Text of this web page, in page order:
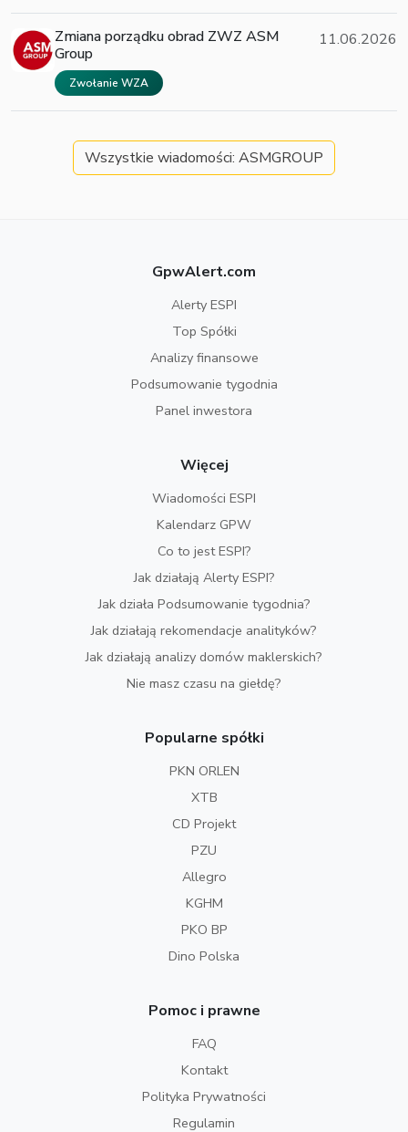
Zmiana porządku obrad ZWZ ASM
Group
Zwołanie WZA
11.06.2026
Wszystkie wiadomości: ASMGROUP
GpwAlert.com
Alerty ESPI
Top Spółki
Analizy finansowe
Podsumowanie tygodnia
Panel inwestora
Więcej
Wiadomości ESPI
Kalendarz GPW
Co to jest ESPI?
Jak działają Alerty ESPI?
Jak działa Podsumowanie tygodnia?
Jak działają rekomendacje analityków?
Jak działają analizy domów maklerskich?
Nie masz czasu na giełdę?
Popularne spółki
PKN ORLEN
XTB
CD Projekt
PZU
Allegro
KGHM
PKO BP
Dino Polska
Pomoc i prawne
FAQ
Kontakt
Polityka Prywatności
Regulamin